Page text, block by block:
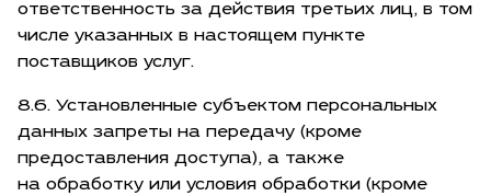
ответственность за действия третьих лиц, в том
числе указанных в настоящем пункте
поставщиков услуг.
8.6. Установленные субъектом персональных
данных запреты на передачу (кроме
предоставления доступа), а также
на обработку или условия обработки (кроме